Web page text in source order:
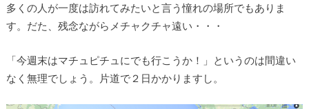
多くの人が一度は訪れてみたいと言う憧れの場所でもありま
す。だた、残念ながらメチャクチャ遠い・・・
「今週末はマチュピチュにでも行こうか！」というのは間違い
なく無理でしょう。片道で２日かかりますし。